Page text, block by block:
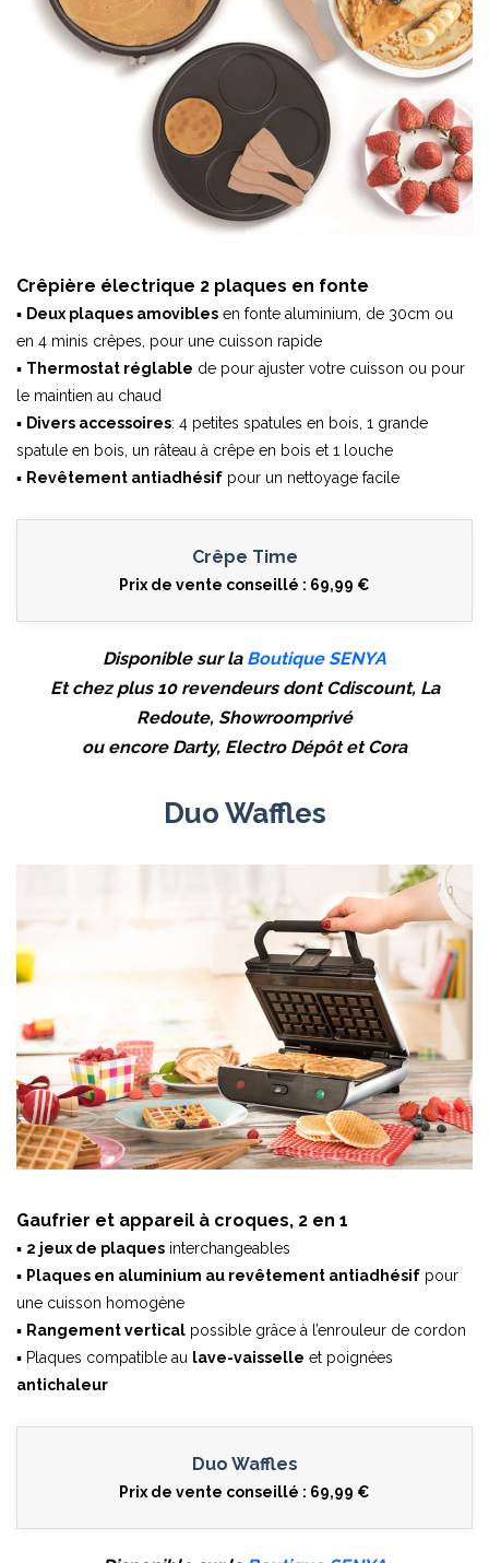
Crêpière électrique 2 plaques en fonte
▪ Deux plaques amovibles en fonte aluminium, de 30cm ou
en 4 minis crêpes, pour une cuisson rapide
▪ Thermostat réglable de pour ajuster votre cuisson ou pour
le maintien au chaud
▪ Divers accessoires: 4 petites spatules en bois, 1 grande
spatule en bois, un râteau à crêpe en bois et 1 louche
▪ Revêtement antiadhésif pour un nettoyage facile
Crêpe Time
Prix de vente conseillé : 69,99 €
Disponible sur la Boutique SENYA
Et chez plus 10 revendeurs dont Cdiscount, La
Redoute, Showroomprivé
ou encore Darty, Electro Dépôt et Cora
Duo Waffles
Gaufrier et appareil à croques, 2 en 1
▪ 2 jeux de plaques interchangeables
▪ Plaques en aluminium au revêtement antiadhésif pour
une cuisson homogène
▪ Rangement vertical possible grâce à l’enrouleur de cordon
▪ Plaques compatible au lave-vaisselle et poignées
antichaleur
Duo Waffles
Prix de vente conseillé : 69,99 €